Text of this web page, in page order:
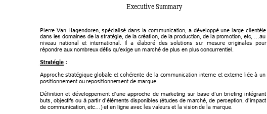
Executive Summary
Pierre Van Hagendoren, spécialisé dans la communication, a développéune large clientèle
dans les domaines de la stratégie, de la création, de la production, de la promotion, etc, …au
niveau national et international. Il a élaboré des solutions sur mesure originales pour
répondre aux nombreux défis qu’exige un marché de plus en plus concurrentiel
Stratégie :
Approche stratégique globale et cohérente de la communication interne et externe liée à un
positionnement ou repositionnement de marque.
Définition et développement d’une approche de marketing sur base d’un briefing intégrant
buts, objectifs ou à partir d’éléments disponibles (études de marché, de perception, d’impact
de communication, etc…) et en ligne avec les valeurs et la vision de la marque.